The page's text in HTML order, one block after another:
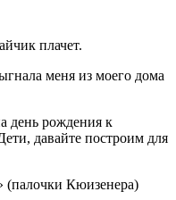
плачет.
меня из моего дома
день рождения к
давайте построим для
(палочки Кюизенера)